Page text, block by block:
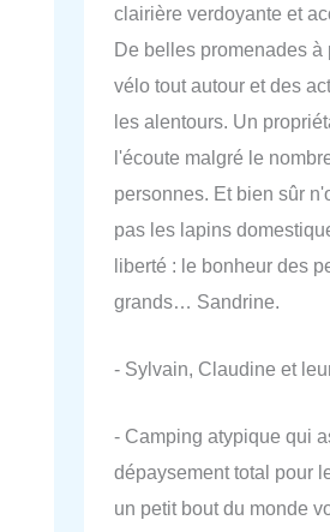
clairière verdoyante et
De belles promenades à
vélo tout autour et des
les alentours. Un
l'écoute malgré le
personnes. Et bien sûr
pas les lapins
liberté : le bonheur des
grands… Sandrine.
- Sylvain, Claudine et
- Camping atypique qui
dépaysement total pour
un petit bout du monde